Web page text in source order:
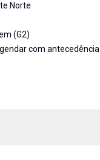
Norte
(G2)
com antecedência